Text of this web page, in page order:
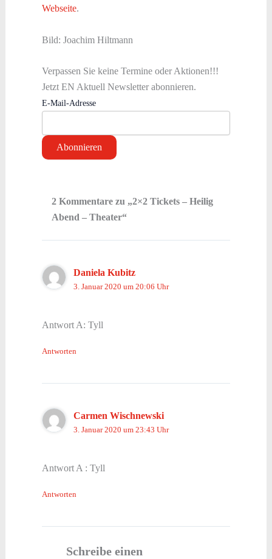
Webseite.
Bild: Joachim Hiltmann
Verpassen Sie keine Termine oder Aktionen!!!
Jetzt EN Aktuell Newsletter abonnieren.
E-Mail-Adresse
2 Kommentare zu „2×2 Tickets – Heilig
Abend – Theater“
Daniela Kubitz
3. Januar 2020 um 20:06 Uhr
Antwort A: Tyll
Antworten
Carmen Wischnewski
3. Januar 2020 um 23:43 Uhr
Antwort A : Tyll
Antworten
Schreibe einen